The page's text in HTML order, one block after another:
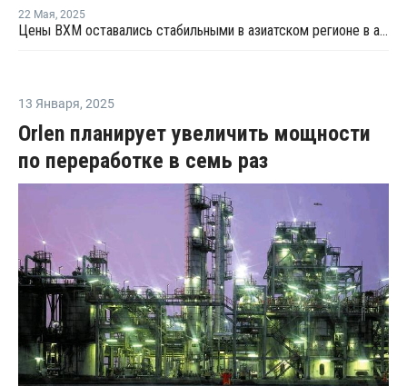
22 Мая, 2025
Цены ВХМ оставались стабильными в азиатском регионе в апреле
13 Января, 2025
Orlen планирует увеличить мощности
по переработке в семь раз